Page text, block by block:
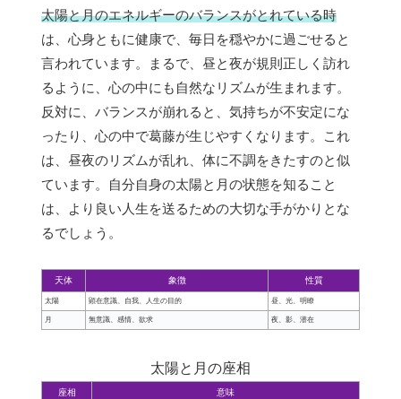
太陽と月のエネルギーのバランスがとれている時
は、心身ともに健康で、毎日を穏やかに過ごせると
言われています。まるで、昼と夜が規則正しく訪れ
るように、心の中にも自然なリズムが生まれます。
反対に、バランスが崩れると、気持ちが不安定にな
ったり、心の中で葛藤が生じやすくなります。これ
は、昼夜のリズムが乱れ、体に不調をきたすのと似
ています。自分自身の太陽と月の状態を知ること
は、より良い人生を送るための大切な手がかりとな
るでしょう。
天体 象徴 性質
太陽 顕在意識、自我、人生の目的 昼、光、明瞭
月 無意識、感情、欲求 夜、影、潜在
太陽と月の座相
座相 意味